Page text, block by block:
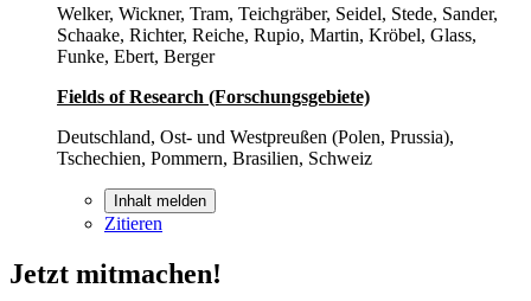
Welker, Wickner, Tram, Teichgräber, Seidel, Stede, Sander,
Schaake, Richter, Reiche, Rupio, Martin, Kröbel, Glass,
Funke, Ebert, Berger
Fields of Research (Forschungsgebiete)
Deutschland, Ost- und Westpreußen (Polen, Prussia),
Tschechien, Pommern, Brasilien, Schweiz
Inhalt melden
Zitieren
Jetzt mitmachen!